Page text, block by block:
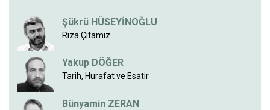
Şükrü HÜSEYİNOĞLU
Rıza Çıtamız
Yakup DÖĞER
Tarih, Hurafat ve Esatir
Bünyamin ZERAN